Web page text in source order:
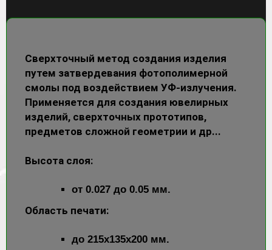
Сверхточный метод создания изделия
путем затвердевания фотополимерной
смолы под воздействием УФ-излучения.
Применяется для создания ювелирных
изделий, сверхточных прототипов,
предметов сложной геометрии и др...
Высота слоя:
от 0.027 до 0.05 мм.
Область печати:
до 215х135х200 мм.